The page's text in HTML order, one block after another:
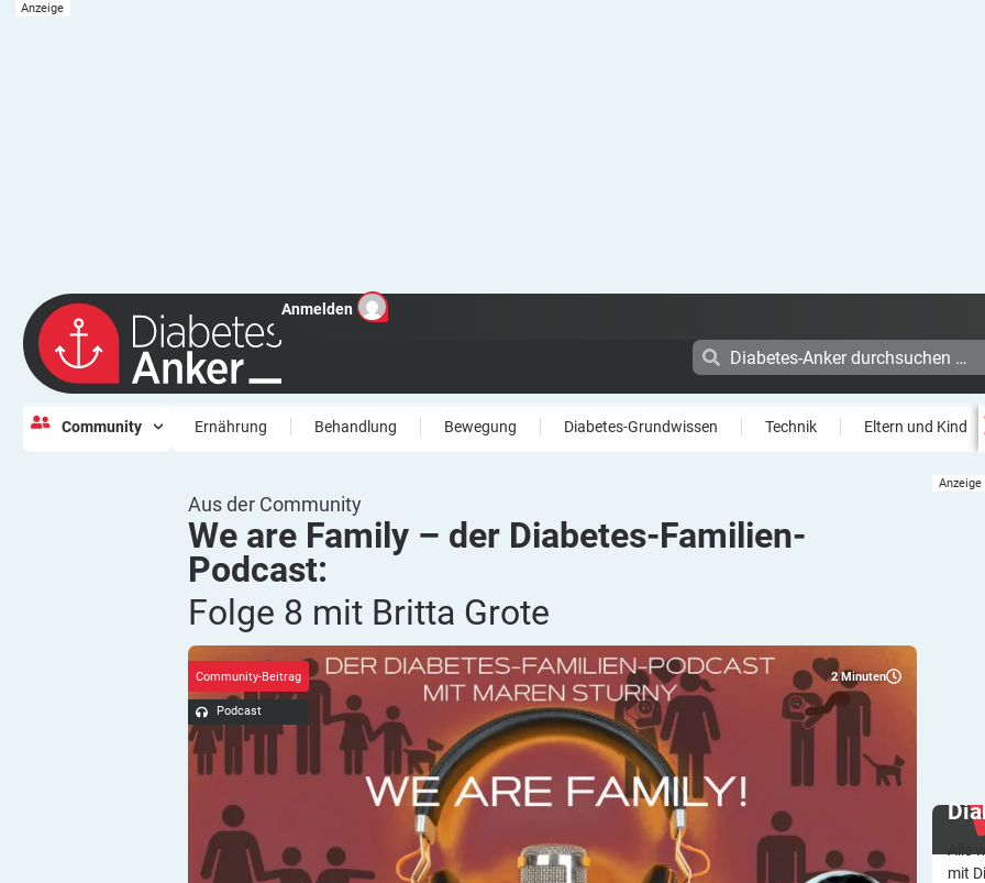
Anmelden
Community Ernährung Behandlung Bewegung Diabetes-Grundwissen Technik Eltern und Kind
Aus der Community
We are Family – der Diabetes-Familien-
Podcast:
Folge 8 mit Britta Grote
2 Minuten
Community-Beitrag
Podcast
Alle
mit